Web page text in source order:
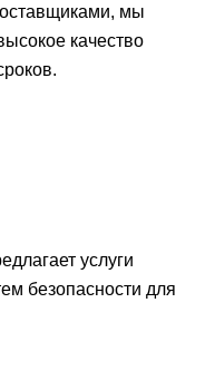
мы
качество
услуги
безопасности для